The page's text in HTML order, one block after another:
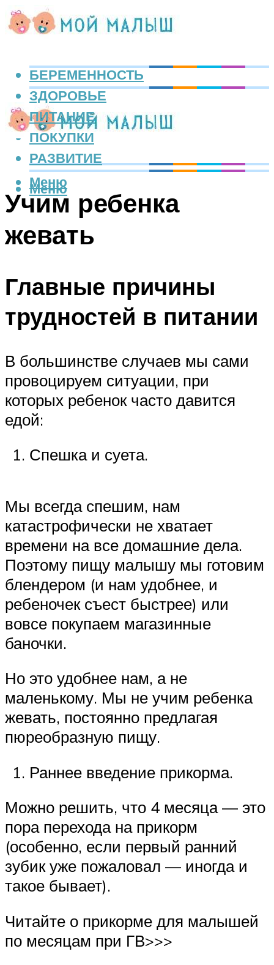
БЕРЕМЕННОСТЬ
ЗДОРОВЬЕ
ПИТАНИЕ
ПОКУПКИ
РАЗВИТИЕ
Меню
Меню
Учим ребенка
жевать
Главные причины
трудностей в питании
В большинстве случаев мы сами
провоцируем ситуации, при
которых ребенок часто давится
едой:
Спешка и суета.
Мы всегда спешим, нам
катастрофически не хватает
времени на все домашние дела.
Поэтому пищу малышу мы готовим
блендером (и нам удобнее, и
ребеночек съест быстрее) или
вовсе покупаем магазинные
баночки.
Но это удобнее нам, а не
маленькому. Мы не учим ребенка
жевать, постоянно предлагая
пюреобразную пищу.
Раннее введение прикорма.
Можно решить, что 4 месяца — это
пора перехода на прикорм
(особенно, если первый ранний
зубик уже пожаловал — иногда и
такое бывает).
Читайте о прикорме для малышей
по месяцам при ГВ>>>